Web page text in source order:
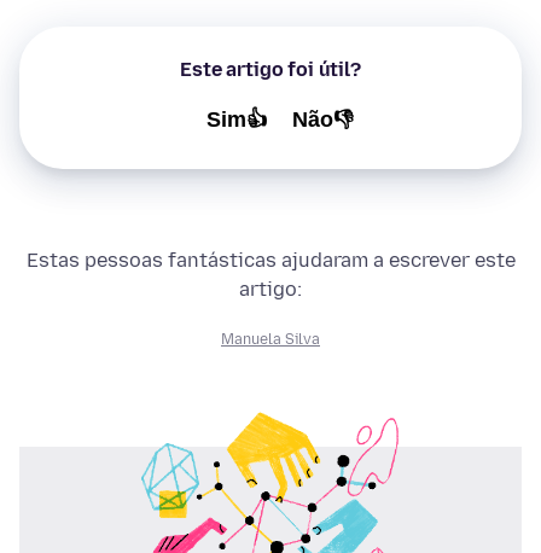
Este artigo foi útil?
Sim👍 Não👎
Estas pessoas fantásticas ajudaram a escrever este
artigo:
Manuela Silva